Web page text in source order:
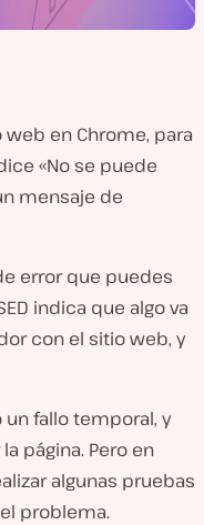
web en Chrome, para
«No se puede
mensaje de
errorque puedes
indica que algo va
con el sitio web, y
fallo temporal, y
página. Pero en
algunas pruebas
problema.